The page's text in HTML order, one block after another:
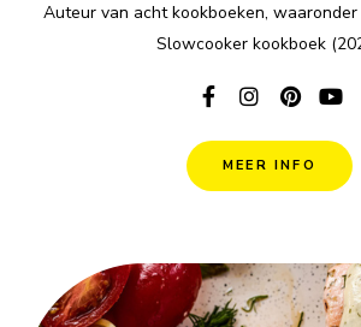
Auteur van acht kookboeken,
Slowcooker kookboek
MEER INFO